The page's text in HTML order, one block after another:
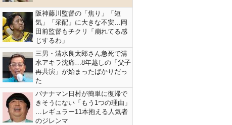
阪神藤川監督の「焦り」「短
気」「采配」に大きな不安…岡
田前監督もチクリ「崩れてる感
じするわ」
三男・清水良太郎さん急死で清
水アキラ沈痛…8年越しの「父子
再共演」が始まったばかりだっ
た
バナナマン日村が簡単に復帰で
きそうにない「もう1つの理由」
…レギュラー11本抱える人気者
のジレンマ